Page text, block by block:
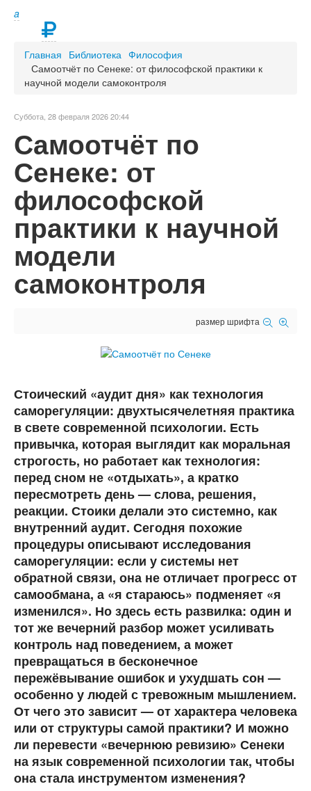
a
Главная Библиотека Философия
Самоотчёт по Сенеке: от философской практики к
научной модели самоконтроля
Суббота, 28 февраля 2026 20:44
Самоотчёт по
Сенеке: от
философской
практики к научной
модели
самоконтроля
размер шрифта
Стоический «аудит дня» как технология
саморегуляции: двухтысячелетняя практика
в свете современной психологии. Есть
привычка, которая выглядит как моральная
строгость, но работает как технология:
перед сном не «отдыхать», а кратко
пересмотреть день — слова, решения,
реакции. Стоики делали это системно, как
внутренний аудит. Сегодня похожие
процедуры описывают исследования
саморегуляции: если у системы нет
обратной связи, она не отличает прогресс от
самообмана, а «я стараюсь» подменяет «я
изменился». Но здесь есть развилка: один и
тот же вечерний разбор может усиливать
контроль над поведением, а может
превращаться в бесконечное
пережёвывание ошибок и ухудшать сон —
особенно у людей с тревожным мышлением.
От чего это зависит — от характера человека
или от структуры самой практики? И можно
ли перевести «вечернюю ревизию» Сенеки
на язык современной психологии так, чтобы
она стала инструментом изменения?